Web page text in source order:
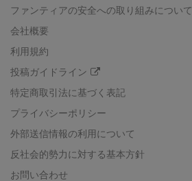
ファンティアの安全への取り組みについて
会社概要
利用規約
投稿ガイドライン
特定商取引法に基づく表記
プライバシーポリシー
外部送信情報の利用について
反社会的勢力に対する基本方針
お問い合わせ